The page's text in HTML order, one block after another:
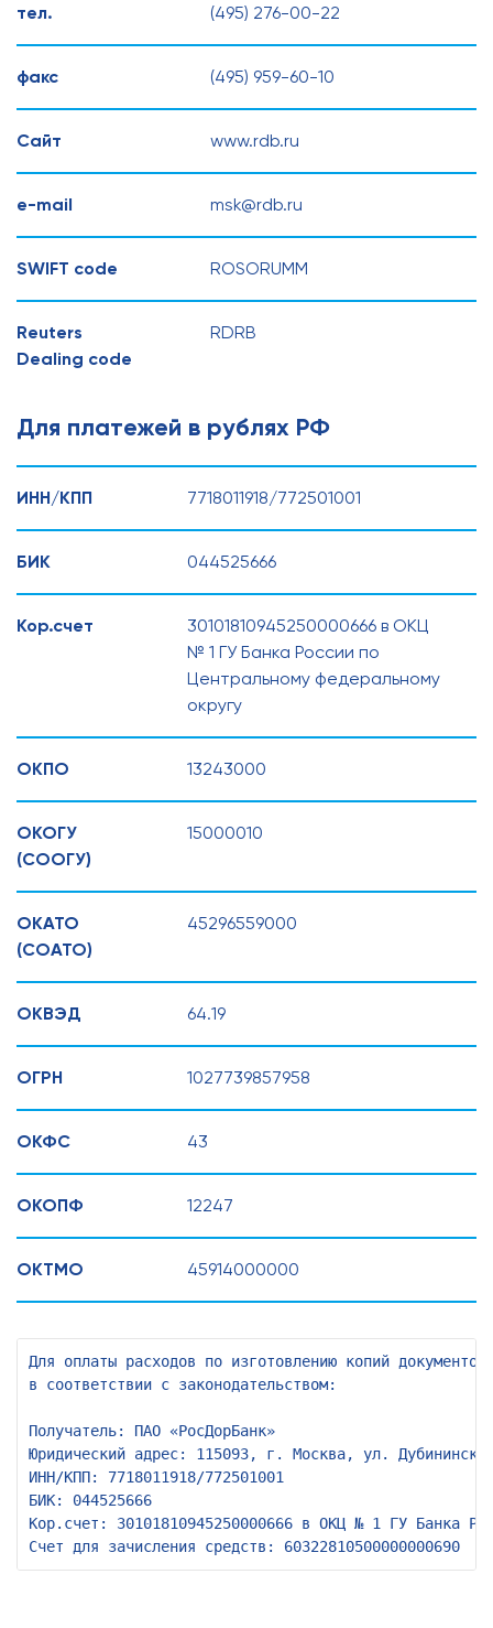
тел. (495) 276-00-22
факс (495) 959-60-10
Сайт www.rdb.ru
e-mail msk@rdb.ru
SWIFT code ROSORUMM
Reuters
Dealing code
RDRB
Для платежей в рублях РФ
ИНН/КПП 7718011918/772501001
БИК 044525666
Кор.счет
30101810945250000666 в ОКЦ
№ 1 ГУ Банка России по
Центральному федеральному
округу
ОКПО 13243000
ОКОГУ
(СООГУ)
15000010
ОКАТО
(СОАТО)
45296559000
ОКВЭД 64.19
ОГРН 1027739857958
ОКФС 43
ОКОПФ 12247
ОКТМО 45914000000
Для оплаты расходов по изготовлению копий
в соответствии с законодательством:
Получатель: ПАО «РосДорБанк»
Юридический адрес: 115093, г. Москва, ул.
ИНН/КПП: 7718011918/772501001
БИК: 044525666
Кор.счет: 30101810945250000666 в ОКЦ № 1 ГУ Банка
Счет для зачисления средств: 60322810500000000690